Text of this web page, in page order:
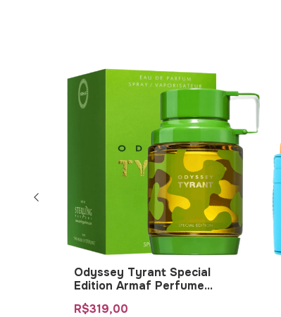
Odyssey Tyrant Special
Edition Armaf Perfume
R$319,00